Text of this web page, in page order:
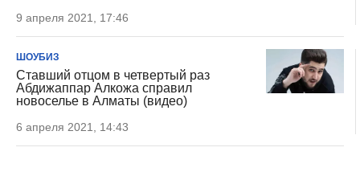
9 апреля 2021, 17:46
ШОУБИЗ
Ставший отцом в четвертый раз
Абдижаппар Алкожа справил
новоселье в Алматы (видео)
6 апреля 2021, 14:43